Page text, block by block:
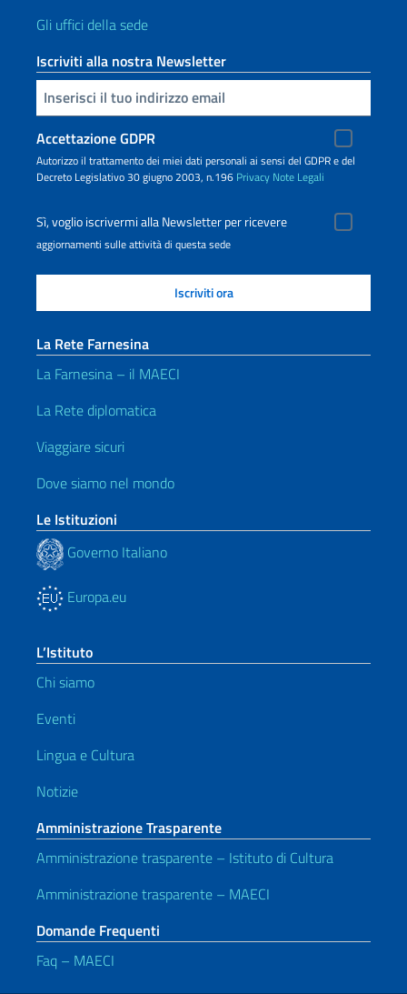
Gli uffici della sede
Iscriviti alla nostra Newsletter
Inserisci la tua email
Accettazione GDPR
Autorizzo il trattamento dei miei dati personali ai sensi del GDPR e del
Decreto Legislativo 30 giugno 2003, n.196 Privacy Note Legali
Sì, voglio iscrivermi alla Newsletter per ricevere
aggiornamenti sulle attività di questa sede
La Rete Farnesina
La Farnesina – il MAECI
La Rete diplomatica
Viaggiare sicuri
Dove siamo nel mondo
Le Istituzioni
Governo Italiano
Europa.eu
L’Istituto
Chi siamo
Eventi
Lingua e Cultura
Notizie
Amministrazione Trasparente
Amministrazione trasparente – Istituto di Cultura
Amministrazione trasparente – MAECI
Domande Frequenti
Faq – MAECI